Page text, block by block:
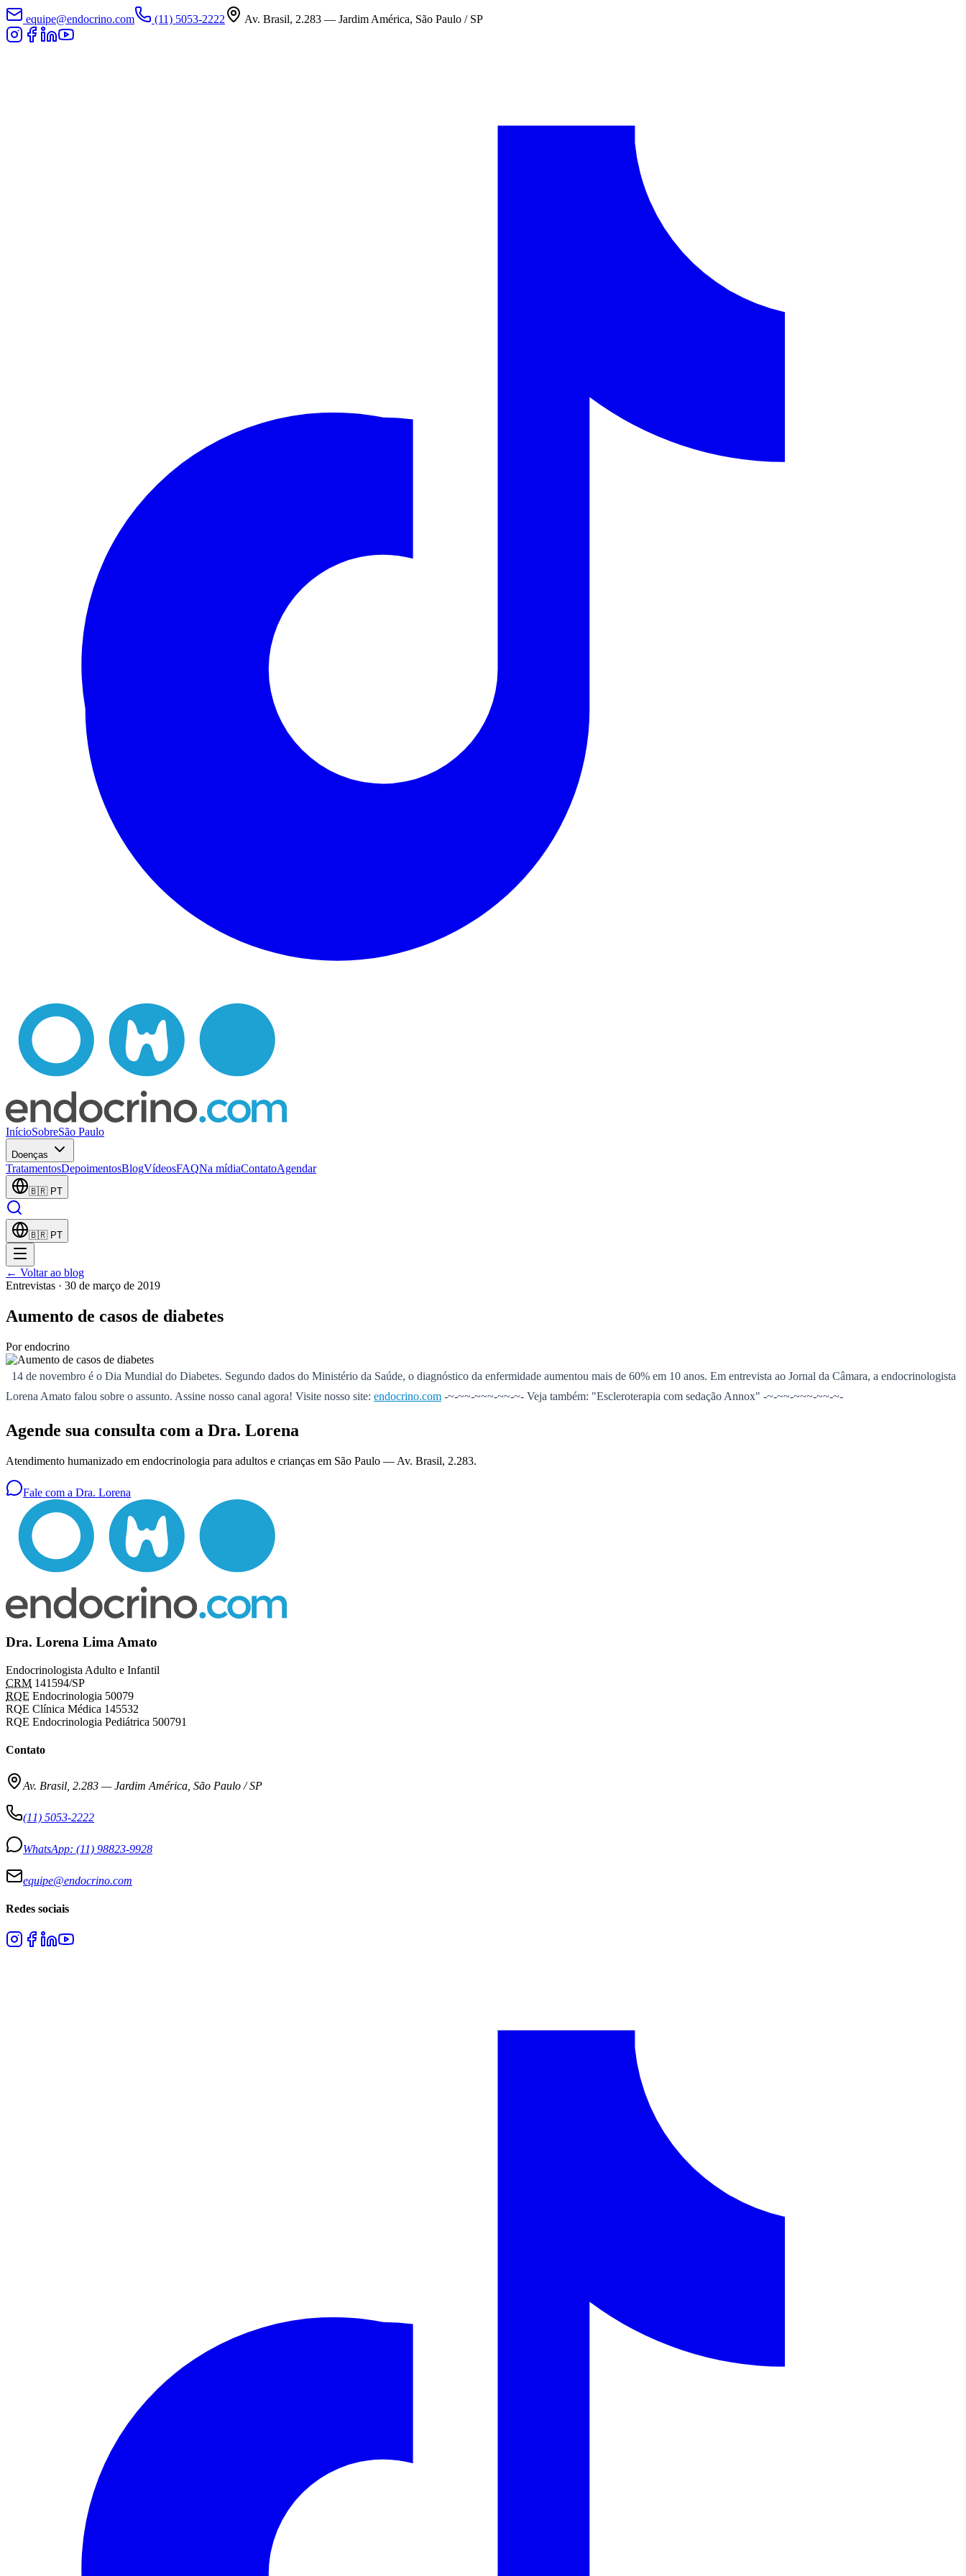
equipe@endocrino.com (11) 5053-2222 Av. Brasil, 2.283 — Jardim América, São Paulo / SP
InícioSobreSão Paulo
Doenças
TratamentosDepoimentosBlogVídeosFAQNa mídiaContatoAgendar
🇧🇷 PT
🇧🇷 PT
← Voltar ao blog
Entrevistas · 30 de março de 2019
Aumento de casos de diabetes
Porendocrino
14 de novembro é o Dia Mundial do Diabetes. Segundo dados do Ministério da Saúde, o diagnóstico da enfermidade aumentou mais de 60% em 10 anos. Em entrevista ao Jornal da Câmara, a endocrinologista
Lorena Amato falou sobre o assunto. Assine nosso canal agora! Visite nosso site: endocrino.com -~-~~-~~~-~~-~- Veja também: "Escleroterapia com sedação Annox" -~-~~-~~~-~~-~-
Agende sua consulta com a Dra. Lorena
Atendimento humanizado em endocrinologia para adultos e crianças em São Paulo — Av. Brasil, 2.283.
Fale com a Dra. Lorena
Dra. Lorena Lima Amato
Endocrinologista Adulto e Infantil
CRM 141594/SP
RQE Endocrinologia 50079
RQE Clínica Médica 145532
RQE Endocrinologia Pediátrica 500791
Contato
Av. Brasil, 2.283 —Jardim América, São Paulo / SP
(11) 5053-2222
WhatsApp: (11) 98823-9928
equipe@endocrino.com
Redes sociais